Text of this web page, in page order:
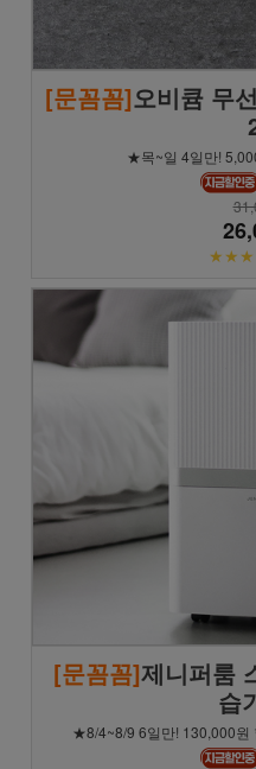
[문꼼꼼]오비큠 무
★목~일 4일만!
[문꼼꼼]제니퍼룸
습
★8/4~8/9 6일만! 130,000원